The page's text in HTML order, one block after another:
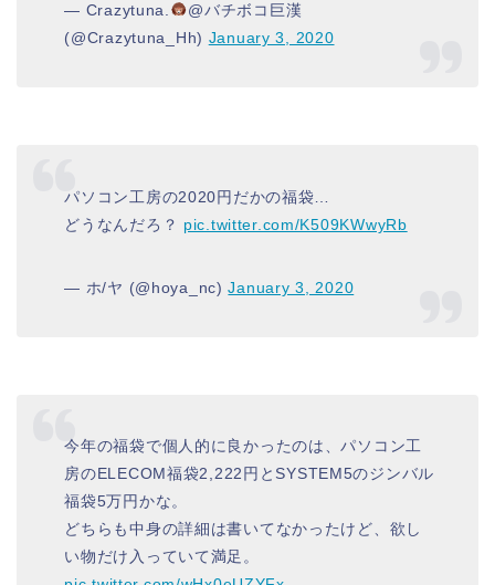
— Crazytuna.
@バチボコ巨漢
(@Crazytuna_Hh) January 3, 2020
パソコン工房の2020円だかの福袋…
どうなんだろ？ pic.twitter.com/K509KWwyRb
— ホ/ヤ (@hoya_nc)January 3, 2020
今年の福袋で個人的に良かったのは、パソコン工
房のELECOM福袋2,222円とSYSTEM5のジンバル
福袋5万円かな。
どちらも中身の詳細は書いてなかったけど、欲し
い物だけ入っていて満足。